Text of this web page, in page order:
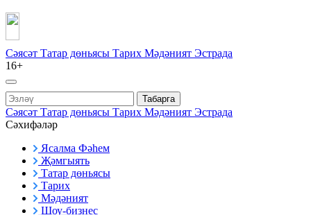
Сәясәт Татар дөньясы Тарих Мәдәният Эстрада
16+
Табарга
Сәясәт Татар дөньясы Тарих Мәдәният Эстрада
Сәхифәләр
Ясалма Фәһем
Җәмгыять
Татар дөньясы
Тарих
Мәдәният
Шоу-бизнес